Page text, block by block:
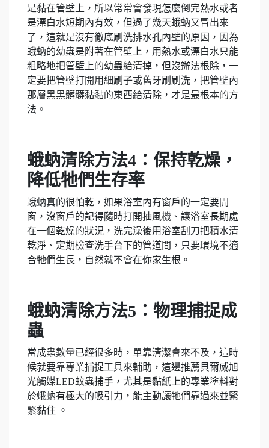
是黏在管壁上，所以常常會發現怎麼倒完熱水或者
是漂白水短期內有效，但過了幾天蛾蚋又冒出來
了，這就是沒有徹底刷洗排水孔內壁的原因，因為
蛾蚋的幼蟲是附著在管壁上，用熱水或漂白水只能
粗略地把管壁上的幼蟲給清掉，但沒辦法根除，一
定要把管壁打開用細刷子或舊牙刷刷洗，把管壁內
那層黑黑髒髒黏黏的東西給清除，才是最根本的方
法。
蛾蚋清除方法4：保持乾燥，
降低牠們生存率
蛾蚋真的很怕乾，如果浴室內有窗戶的一定要開
窗，沒窗戶的記得隨時打開抽風機、讓浴室長期處
在一個乾燥的狀況，洗完澡後用浴室刮刀把積水清
乾淨、定期檢查洗手台下的管道間，只要環境不適
合牠們生長，自然就不會在你家生根。
蛾蚋清除方法5：物理捕捉成
蟲
當成蟲數量已經很多時，單靠清潔會來不及，這時
候就要靠專業捕捉工具來輔助，這邊推薦貝爾威旭
光觸媒LED蚊蟲捕手，尤其是黏紙上的專業塗料對
於蛾蚋有極大的吸引力，能主動讓牠們靠過來並緊
緊黏住 。